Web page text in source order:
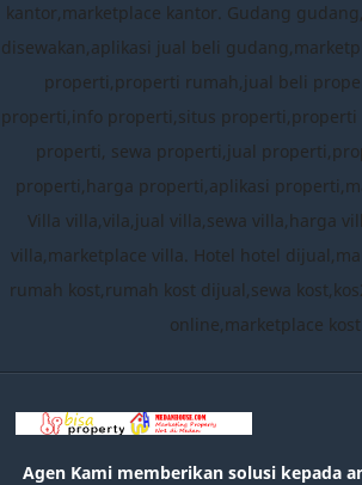
kantor,marketplace kantor. Gudang
disewakan,aplikasi jual beli
properti,properti rumah,jual beli
properti,info properti,situs properti,properti
properti, sewa properti,jual
properti,harga properti,aplikasi
Villa villa,vila,jual villa,sewa villa,harga
villa,marketplace villa. Hotel hotel
rumah kost,rumah kost dijual,sewa
online,marketplace kost.
Agen Kami memberikan solusi kepada